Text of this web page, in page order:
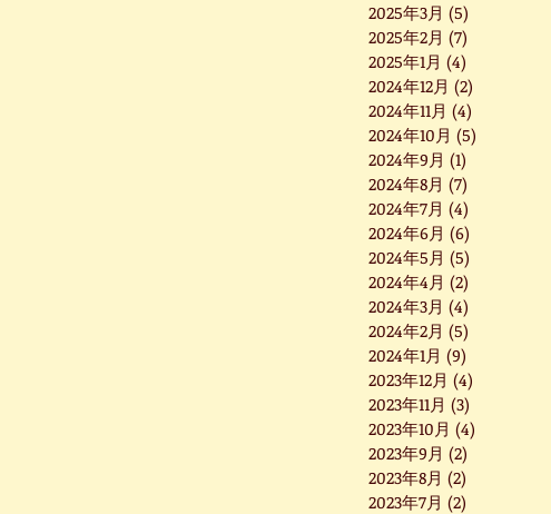
2025年3月 (5)
2025年2月 (7)
2025年1月 (4)
2024年12月 (2)
2024年11月 (4)
2024年10月 (5)
2024年9月 (1)
2024年8月 (7)
2024年7月 (4)
2024年6月 (6)
2024年5月 (5)
2024年4月 (2)
2024年3月 (4)
2024年2月 (5)
2024年1月 (9)
2023年12月 (4)
2023年11月 (3)
2023年10月 (4)
2023年9月 (2)
2023年8月 (2)
2023年7月 (2)